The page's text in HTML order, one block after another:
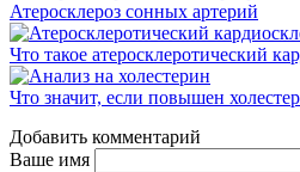
Атеросклероз сонных артерий
Что такое атеросклеротический
Что значит, если повышен
Добавить комментарий
Ваше имя